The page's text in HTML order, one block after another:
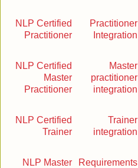
Practitioner
Integration
NLP Certified
Practitioner
Master
practitioner
integration
NLP Certified
Master
Practitioner
Trainer
integration
NLP Certified
Trainer
Requirements
NLP Master